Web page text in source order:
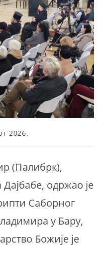
2026.
(Палибрк),
одржао је
Саборног
у Бару,
Божије је